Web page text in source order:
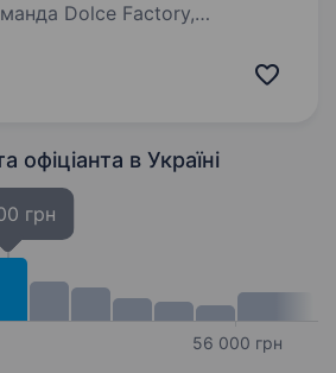
Dolce Factory,
з людьми, дарувати
офіціанта в Україні
грн
56 000 грн